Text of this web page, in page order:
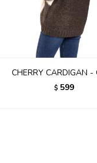
CHERRY CARDIGAN -
$ 599